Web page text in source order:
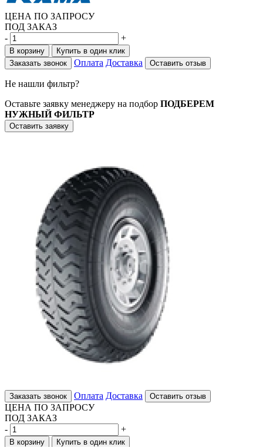
ЦЕНА ПО ЗАПРОСУ
ПОД ЗАКАЗ
-
+
В корзину
Купить в один клик
Заказать звонок
Оплата Доставка Оставить отзыв
Не нашли фильтр?
Оставьте заявку менеджеру на подбор ПОДБЕРЕМ
НУЖНЫЙ ФИЛЬТР
Оставить заявку
Заказать звонок Оплата Доставка Оставить отзыв
ЦЕНА ПО ЗАПРОСУ
ПОД ЗАКАЗ
-
+
В корзину Купить в один клик